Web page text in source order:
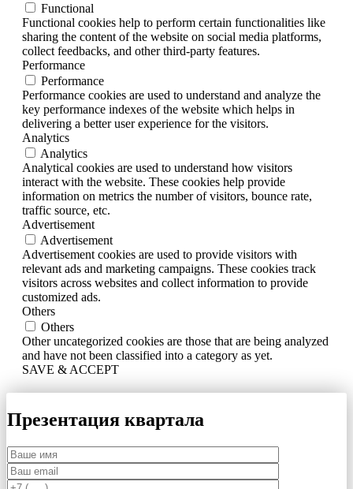
Functional
Functional cookies help to perform certain functionalities like
sharing the content of the website on social media platforms,
collect feedbacks, and other third-party features.
Performance
Performance
Performance cookies are used to understand and analyze the
key performance indexes of the website which helps in
delivering a better user experience for the visitors.
Analytics
Analytics
Analytical cookies are used to understand how visitors
interact with the website. These cookies help provide
information on metrics the number of visitors, bounce rate,
traffic source, etc.
Advertisement
Advertisement
Advertisement cookies are used to provide visitors with
relevant ads and marketing campaigns. These cookies track
visitors across websites and collect information to provide
customized ads.
Others
Others
Other uncategorized cookies are those that are being analyzed
and have not been classified into a category as yet.
SAVE & ACCEPT
Презентация квартала